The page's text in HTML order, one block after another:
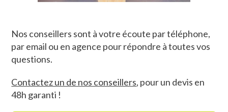
Nos conseillers sont à votre écoute par téléphone,
par email ou en agence pour répondre à toutes vos
questions.
Contactez un de nos conseillers, pour un devis en
48h garanti !